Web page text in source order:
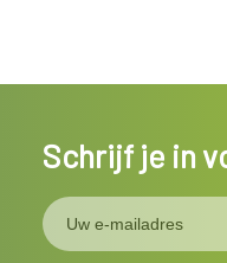
Schrijf je in